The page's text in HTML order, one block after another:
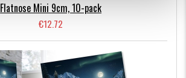
Flatnose Mini 9cm, 10-pack
€12.72